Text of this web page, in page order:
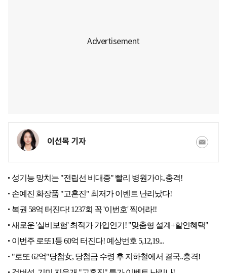
이선목 기자